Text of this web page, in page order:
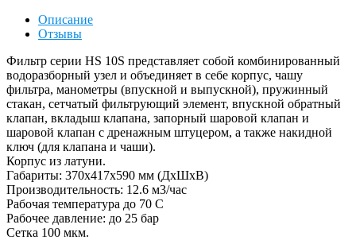
Описание
Отзывы
Фильтр серии HS 10S представляет собой комбинированный
водоразборный узел и объединяет в себе корпус, чашу
фильтра, манометры (впускной и выпускной), пружинный
стакан, сетчатый фильтрующий элемент, впускной обратный
клапан, вкладыш клапана, запорный шаровой клапан и
шаровой клапан с дренажным штуцером, а также накидной
ключ (для клапана и чаши).
Корпус из латуни.
Габариты: 370х417х590 мм (ДхШхВ)
Производительность: 12.6 м3/час
Рабочая температура до 70 С
Рабочее давление: до 25 бар
Сетка 100 мкм.